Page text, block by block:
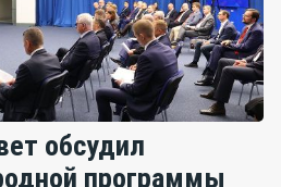
обсудил
программы